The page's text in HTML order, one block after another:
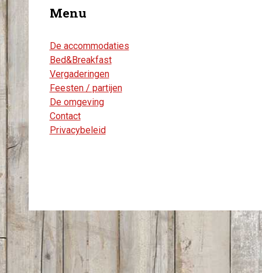
Menu
De accommodaties
Bed&Breakfast
Vergaderingen
Feesten / partijen
De omgeving
Contact
Privacybeleid